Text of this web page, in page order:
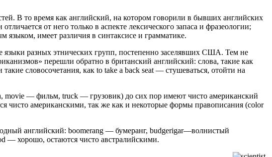
В то время как английский, на котором говорили в бывших английских
от него только в аспекте лексического запаса и фразеологии;
языком, имеет различия в синтаксисе и грамматике.
языки разных этнических групп, постепенно заселявших США. Тем не
перешли обратно в британский английский: слова, такие как
словосочетания, как to take a back seat — стушеваться, отойти на
— фильм, truck — грузовик) до сих пор имеют чисто американский
чисто американскими, так же как и некоторые формы правописания (color
английский: boomerang — бумеранг, budgerigar—волнистый
— хорошо, остаются чисто австралийскими.